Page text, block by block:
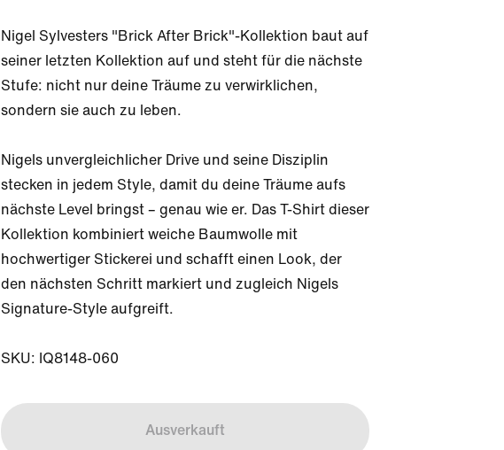
Nigel Sylvesters "Brick After Brick"-Kollektion baut auf
seiner letzten Kollektion auf und steht für die nächste
Stufe: nicht nur deine Träume zu verwirklichen,
sondern sie auch zu leben.
Nigels unvergleichlicher Drive und seine Disziplin
stecken in jedem Style, damit du deine Träume aufs
nächste Level bringst – genau wie er. Das T-Shirt dieser
Kollektion kombiniert weiche Baumwolle mit
hochwertiger Stickerei und schafft einen Look, der
den nächsten Schritt markiert und zugleich Nigels
Signature-Style aufgreift.
SKU: IQ8148-060
Ausverkauft